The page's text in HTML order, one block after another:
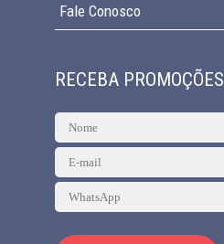
Fale Conosco
RECEBA PROMOÇÕES